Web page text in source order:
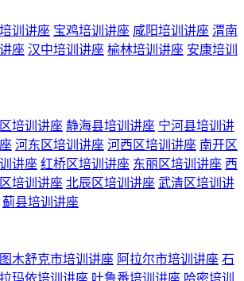
训讲座 宝鸡培训讲座 咸阳培训讲座 渭南
座 汉中培训讲座 榆林培训讲座 安康培训
培训讲座 静海县培训讲座 宁河县培训讲
河东区培训讲座 河西区培训讲座 南开区
讲座 红桥区培训讲座 东丽区培训讲座 西
培训讲座 北辰区培训讲座 武清区培训讲
蓟县培训讲座
图木舒克市培训讲座 阿拉尔市培训讲座 石
玛依培训讲座 吐鲁番培训讲座 哈密培训